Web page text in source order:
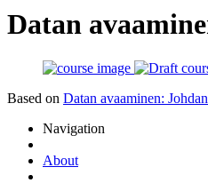
Datan
Based on Datan avaaminen:
Navigation
About